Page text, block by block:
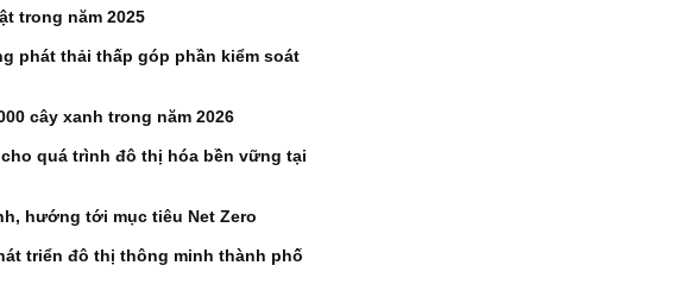
trong năm 2025
phát thải thấp góp phần kiểm soát
cây xanh trong năm 2026
quá trình đô thị hóa bền vững tại
hướng tới mục tiêu Net Zero
triển đô thị thông minh thành phố